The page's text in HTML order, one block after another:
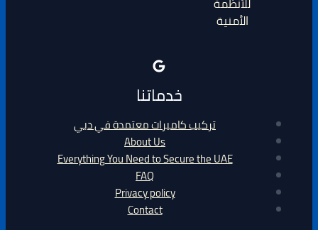
تركيب كاميرات معتمدة في دبي
Everything You Need to Secure the UAE
Privacy policy